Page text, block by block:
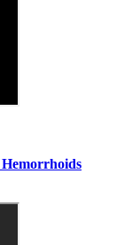
Hemorrhoids